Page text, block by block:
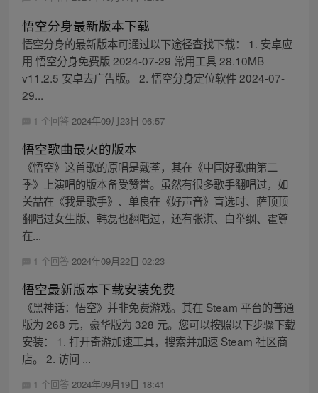
悟空分身最新版本下载
悟空分身的最新版本可通过以下途径查找下载： 1. 安卓应
用 悟空分身免费版 2024-07-29 常用工具 28.10MB
v11.2.5 安卓去广告版。 2. 悟空分身定位软件 2024-07-
29...
1 个回答 2024年09月23日 06:57
悟空歌曲最火的版本
《悟空》这首歌的原唱是戴荃，其在《中国好歌曲第二
季》上演唱的版本备受赞誉。虽然有很多歌手翻唱过，如
关喆在《我是歌手》、单良在《好声音》盲选时、萨顶顶
翻唱过女生版、韩磊也翻唱过，还有张淇、白举纲、霍尊
在...
1 个回答 2024年09月22日 02:23
悟空最新版本下载安装免费
《黑神话：悟空》并非免费游戏。其在 Steam 平台的普通
版为 268 元，豪华版为 328 元。您可以按照以下步骤下载
安装： 1. 打开奇游加速工具，搜索并加速 Steam 社区商
店。 2. 访问 ...
1 个回答 2024年09月19日 18:41